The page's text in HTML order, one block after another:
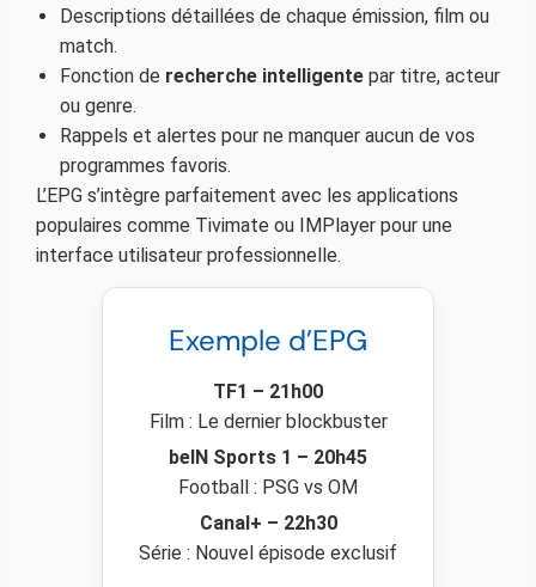
Descriptions détaillées de chaque émission, film ou
match.
Fonction de recherche intelligente par titre, acteur
ou genre.
Rappels et alertes pour ne manquer aucun de vos
programmes favoris.
L’EPG s’intègre parfaitement avec les applications
populaires comme Tivimate ou IMPlayer pour une
interface utilisateur professionnelle.
Exemple d’EPG
TF1 – 21h00
Film : Le dernier blockbuster
beIN Sports 1 – 20h45
Football : PSG vs OM
Canal+ – 22h30
Série : Nouvel épisode exclusif